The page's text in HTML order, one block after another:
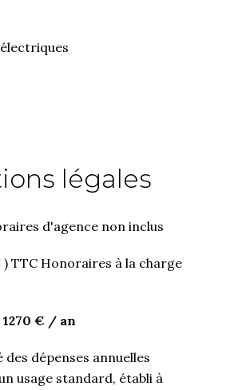
légales
d'agence non inclus
) TTC Honoraires à la charge
1270 € / an
dépenses annuelles
usage standard, établi à